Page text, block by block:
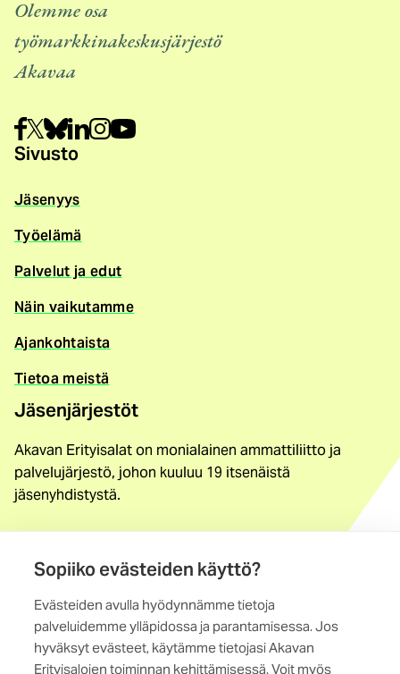
Sopiiko evästeiden käyttö?
Evästeiden avulla hyödynnämme tietoja
palveluidemme ylläpidossa ja parantamisessa. Jos
hyväksyt evästeet, käytämme tietojasi Akavan
Erityisalojen toiminnan kehittämisessä. Voit myös
Olemme osa
työmarkkinakeskusjärjestö
Akavaa
Sivusto
Jäsenyys
Työelämä
Palvelut ja edut
Näin vaikutamme
Ajankohtaista
Tietoa meistä
Jäsenjärjestöt
Akavan Erityisalat on monialainen ammattiliitto ja
palvelujärjestö, johon kuuluu 19 itsenäistä
jäsenyhdistystä.
Löydä jäsenyhdistys
Yhteystiedot
Maistraatinportti 4 A, 6. krs
00240 Helsinki